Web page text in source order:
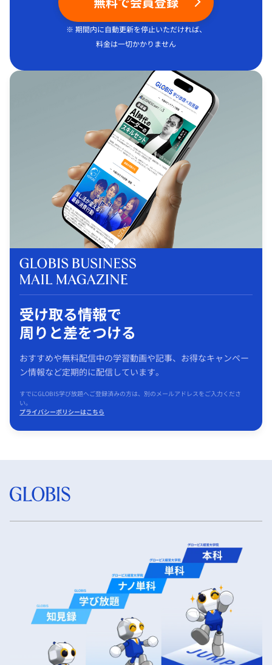
※ 期間内に自動更新を停止いただければ、
料金は一切かかりません
受け取る情報で
周りと差をつける
おすすめや無料配信中の学習動画や記事、お得なキャンペー
ン情報など定期的に配信しています。
すでにGLOBIS学び放題へご登録済みの方は、別のメールアドレスをご入力くださ
い。
プライバシーポリシーはこちら